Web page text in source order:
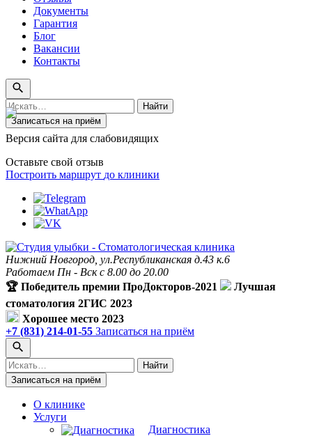
Документы
Гарантия
Блог
Вакансии
Контакты
Поиск
по
сайту
Найти
Записаться на приём
Версия сайта для слабовидящих
Оставьте свой отзыв
Построить маршрут до клиники
Нижний Новгород, ул.Республиканская д.43 к.6
Работаем Пн - Вск с 8.00 до 20.00
🏆 Победитель премии ПроДокторов-2021
Лучшая
стоматология 2ГИС 2023
Хорошее место 2023
+7 (831) 214-01-55 Записаться на приём
Поиск
по
сайту
Найти
Записаться на приём
О клинике
Услуги
Диагностика